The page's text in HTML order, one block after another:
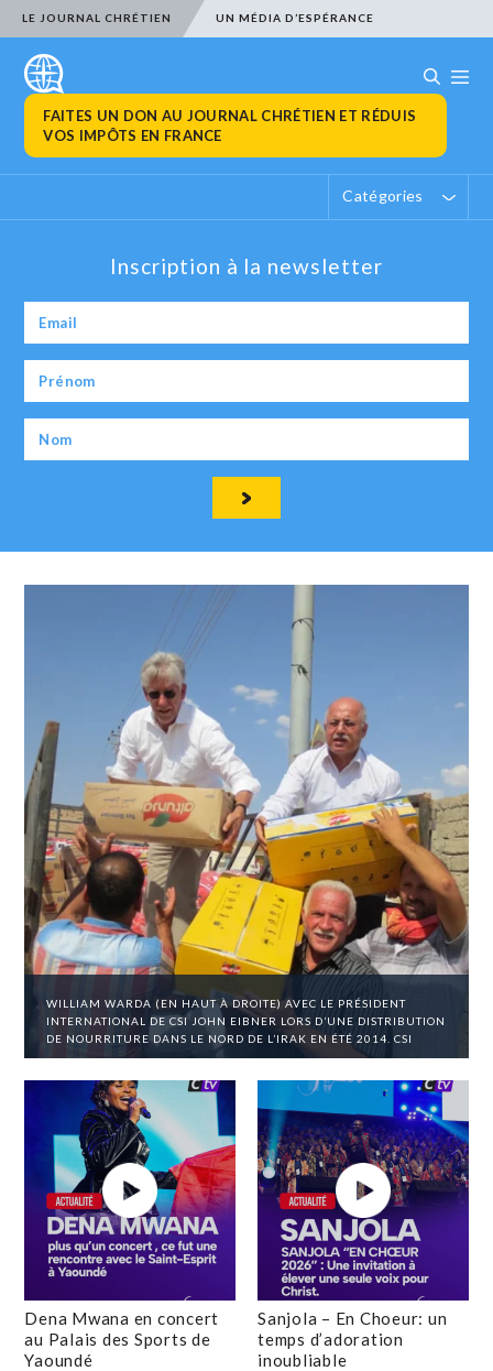
LE JOURNAL CHRÉTIEN UN MÉDIA D’ESPÉRANCE
FAITES UN DON AU JOURNAL CHRÉTIEN ET RÉDUIS
VOS IMPÔTS EN FRANCE
Catégories
Inscription à la newsletter
WILLIAM WARDA (EN HAUT À DROITE) AVEC LE PRÉSIDENT
INTERNATIONAL DE CSI JOHN EIBNER LORS D’UNE DISTRIBUTION
DE NOURRITURE DANS LE NORD DE L’IRAK EN ÉTÉ 2014. CSI
Dena Mwana en concert
au Palais des Sports de
Yaoundé
Sanjola – En Choeur: un
temps d’adoration
inoubliable